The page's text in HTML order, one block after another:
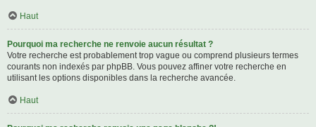
Haut
Pourquoi ma recherche ne renvoie aucun résultat ?
Votre recherche est probablement trop vague ou comprend plusieurs termes
courants non indexés par phpBB. Vous pouvez affiner votre recherche en
utilisant les options disponibles dans la recherche avancée.
Haut